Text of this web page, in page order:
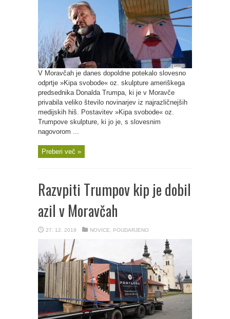
V Moravčah je danes dopoldne potekalo slovesno
odprtje »Kipa svobode« oz. skulpture ameriškega
predsednika Donalda Trumpa, ki je v Moravče
privabila veliko število novinarjev iz najrazličnejših
medijskih hiš. Postavitev »Kipa svobode« oz.
Trumpove skulpture, ki jo je, s slovesnim
nagovorom ...
Preberi več »
Razvpiti Trumpov kip je dobil
azil v Moravčah
27. 12. 2019 NOVICE POUDARJENO